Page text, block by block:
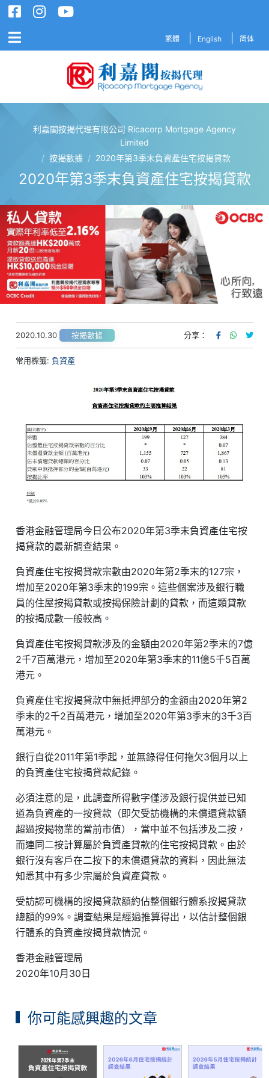
繁體 English 简体
利嘉閣按揭代理有限公司 Ricacorp Mortgage Agency
Limited
/ 按揭數據 / 2020年第3季末負資產住宅按揭貸款
2020年第3季末負資產住宅按揭貸款
2020.10.30 按揭數據 分享：
常用標籤:負資產
香港金融管理局今日公布2020年第3季末負資產住宅按
揭貸款的最新調查結果。
負資產住宅按揭貸款宗數由2020年第2季末的127宗，
增加至2020年第3季末的199宗。這些個案涉及銀行職
員的住屋按揭貸款或按揭保險計劃的貸款，而這類貸款
的按揭成數一般較高。
負資產住宅按揭貸款涉及的金額由2020年第2季末的7億
2千7百萬港元，增加至2020年第3季末的11億5千5百萬
港元。
負資產住宅按揭貸款中無抵押部分的金額由2020年第2
季末的2千2百萬港元，增加至2020年第3季末的3千3百
萬港元。
銀行自從2011年第1季起，並無錄得任何拖欠3個月以上
的負資產住宅按揭貸款紀錄。
必須注意的是，此調查所得數字僅涉及銀行提供並已知
道為負資產的一按貸款（即欠受訪機構的未償還貸款額
超過按揭物業的當前市值），當中並不包括涉及二按，
而連同二按計算屬於負資產貸款的住宅按揭貸款。由於
銀行沒有客戶在二按下的未償還貸款的資料，因此無法
知悉其中有多少宗屬於負資產貸款。
受訪認可機構的按揭貸款額約佔整個銀行體系按揭貸款
總額的99%。調查結果是經過推算得出，以估計整個銀
行體系的負資產按揭貸款情況。
香港金融管理局
2020年10月30日
你可能感興趣的文章